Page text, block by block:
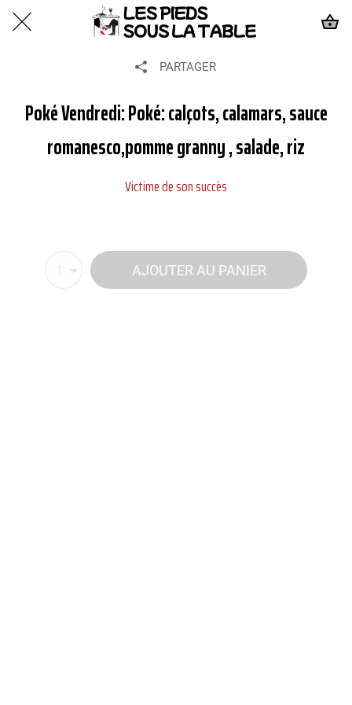
PARTAGER
Poké Vendredi: Poké: calçots, calamars, sauce
romanesco,pomme granny , salade, riz
Victime de son succès
AJOUTER AU PANIER